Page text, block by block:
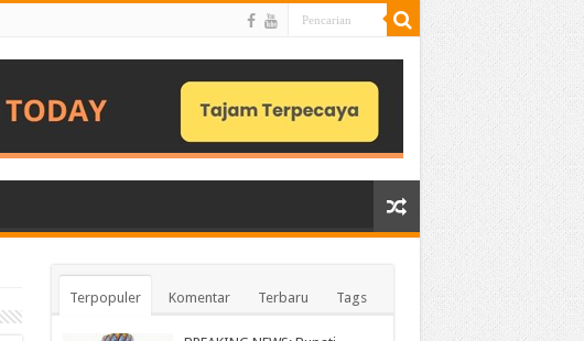
Terpopuler Komentar Terbaru Tags